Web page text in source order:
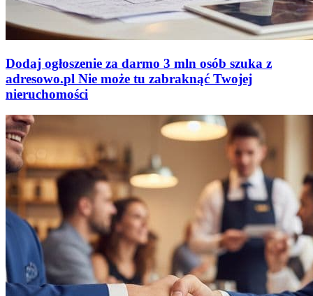
Dodaj ogłoszenie za darmo 3 mln osób szuka z
adresowo.pl Nie może tu zabraknąć Twojej
nieruchomości